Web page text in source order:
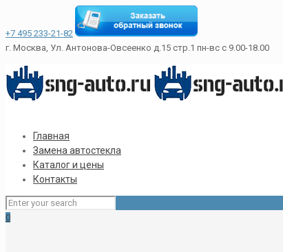
+7 495 233-21-82
г. Москва, Ул. Антонова-Овсеенко д.15 стр.1 пн-вс с 9.00-18.00
Главная
Замена автостекла
Каталог и цены
Контакты
0